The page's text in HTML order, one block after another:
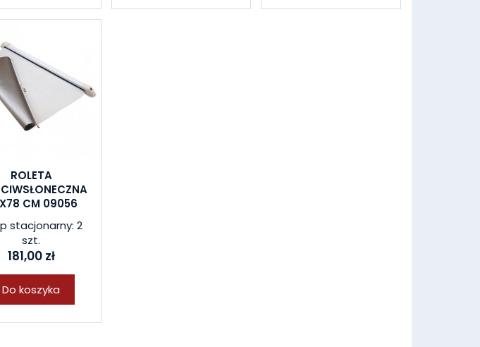
ROLETA
CM 09056
stacjonarny: 2
szt.
181,00 zł
Do koszyka